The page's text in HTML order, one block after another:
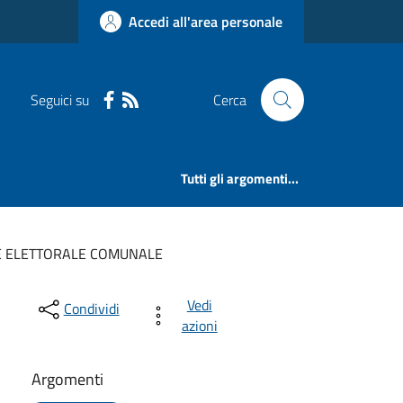
Accedi all'area personale
Seguici su Cerca
Tutti gli argomenti...
COMUNALE
Condividi
Vedi
azioni
Argomenti